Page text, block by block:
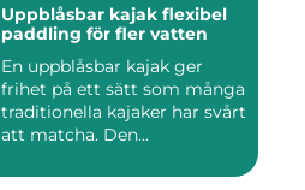
Uppblåsbar kajak flexibel
paddling för fler vatten
En uppblåsbar kajak ger
frihet på ett sätt som många
traditionella kajaker har svårt
att matcha. Den...